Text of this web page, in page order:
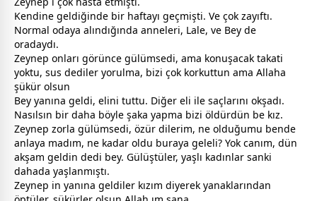
Kendine geldiğinde bir haftayı geçmişti. Ve çok zayıftı.
Normal odaya alındığında anneleri, Lale, ve Bey de
oradaydı.
Zeynep onları görünce gülümsedi, ama konuşacak takati
yoktu, sus dediler yorulma, bizi çok korkuttun ama Allaha
şükür olsun
Bey yanına geldi, elini tuttu. Diğer eli ile saçlarını okşadı.
Nasılsın bir daha böyle şaka yapma bizi öldürdün be kız.
Zeynep zorla gülümsedi, özür dilerim, ne olduğumu bende
anlaya madım, ne kadar oldu buraya geleli? Yok canım, dün
akşam geldin dedi bey. Gülüştüler, yaşlı kadınlar sanki
dahada yaşlanmıştı.
Zeynep in yanına geldiler kızım diyerek yanaklarından